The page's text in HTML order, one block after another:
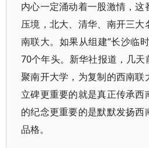
内心一定涌动着一股激情，
压境，北大、清华、南开三
南联大。如果从组建“长沙临
70个年头。新华社报道，几
聚南开大学，为复制的西南联
立碑更重要的就是真正传承西
的纪念更重要的是默默发扬西
品格。